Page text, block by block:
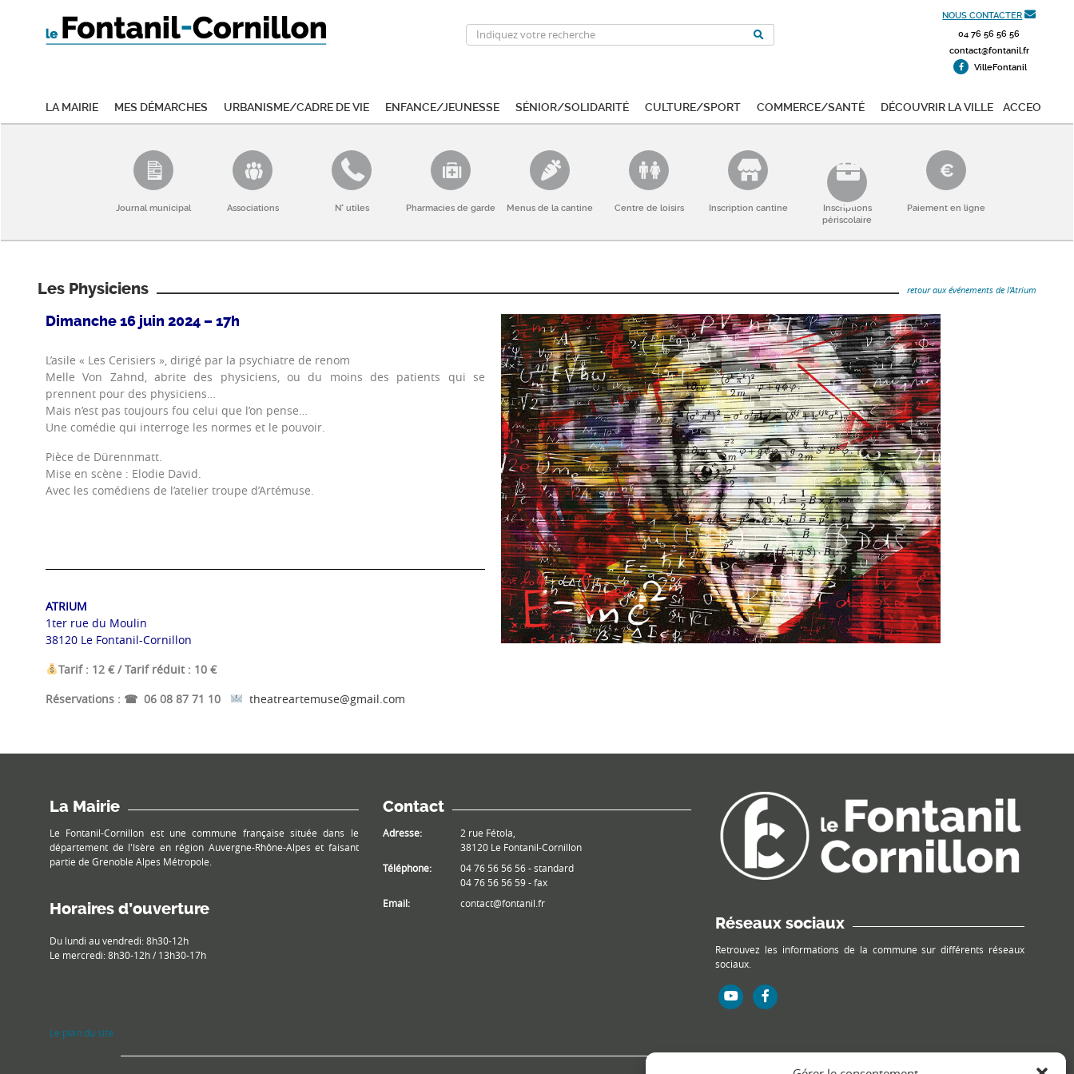
NOUS CONTACTER
04 76 56 56 56
contact@fontanil.fr
VilleFontanil
La mairie Mes démarches Urbanisme/Cadre de vie Enfance/Jeunesse Sénior/Solidarité Culture/Sport Commerce/Santé Découvrir la ville ACCEO
Journal municipal Associations N° utiles Pharmacies de garde Menus de la cantine Centre de loisirs Inscription cantine
Inscriptions
périscolaire
Paiement en ligne
Les Physiciens retour aux événements de l'Atrium
Dimanche 16 juin 2024 – 17h
L’asile « Les Cerisiers », dirigé par la psychiatre de renom
Melle Von Zahnd, abrite des physiciens, ou du moins des patients qui se
prennent pour des physiciens…
Mais n’est pas toujours fou celui que l’on pense…
Une comédie qui interroge les normes et le pouvoir.
Pièce de Dürennmatt.
Mise en scène : Elodie David.
Avec les comédiens de l’atelier troupe d’Artémuse.
ATRIUM
1ter rue du Moulin
38120 Le Fontanil-Cornillon
Tarif : 12 € / Tarif réduit : 10 €
Réservations : ☎ 06 08 87 71 10
theatreartemuse@gmail.com
La Mairie
Le Fontanil-Cornillon est une commune française située dans le
département de l'Isère en région Auvergne-Rhône-Alpes et faisant
partie de Grenoble Alpes Métropole.
Horaires d’ouverture
Du lundi au vendredi: 8h30-12h
Le mercredi: 8h30-12h / 13h30-17h
Contact
Adresse:
2 rue Fétola,
38120 Le Fontanil-Cornillon
Téléphone:
04 76 56 56 56 - standard
04 76 56 56 59 - fax
Email:
contact@fontanil.fr
Réseaux sociaux
Retrouvez les informations de la commune sur différents réseaux
sociaux.
Le plan du site